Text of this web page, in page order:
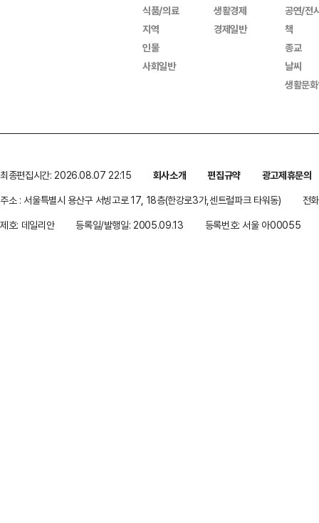
식품/의료
지역
인물
사회일반
생활경제
경제일반
공연/전
책
종교
날씨
생활문
최종편집시간: 2026.08.07 22:15 회사소개 편집규약
광고제휴문의
주소 : 서울특별시 용산구 서빙고로 17, 18층(한강로3가,센트럴파크 타워동)
전
제호: 데일리안
등록일/발행일: 2005.09.13 등록번호: 서울 아00055